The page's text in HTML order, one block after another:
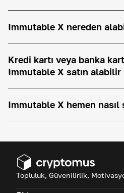
Immutable X nereden
Kredi kartı veya banka
Immutable X satın alabilir
Immutable X hemen nasıl
Topluluk, Güvenilirlik,